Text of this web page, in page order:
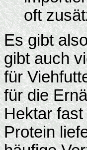
oft
Es gibt
gibt auch
für
für die
Hektar
Protein